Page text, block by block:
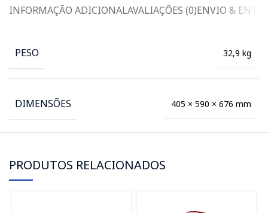
INFORMAÇÃO ADICIONALAVALIAÇÕES (0)ENVIO &
PESO 32,9 kg
DIMENSÕES 405 × 590 × 676 mm
PRODUTOS RELACIONADOS